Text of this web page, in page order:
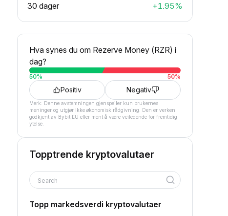
30 dager
+1.95%
Hva synes du om Rezerve Money (RZR) i
dag?
50% 50%
Positiv Negativ
Merk: Denne avstemningen gjenspeiler kun brukernes
meninger og utgjør ikke økonomisk rådgivning. Den er verken
godkjent av Bybit EU eller ment å være veiledende for fremtidig
ytelse.
Topptrende kryptovalutaer
Search
Topp markedsverdi kryptovalutaer